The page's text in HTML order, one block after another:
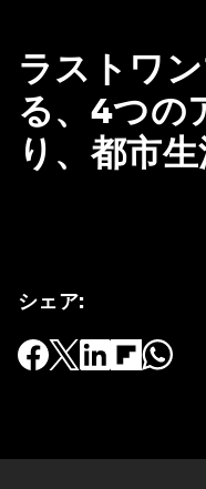
ラストワ
る、4つの
り、都市
シェア: